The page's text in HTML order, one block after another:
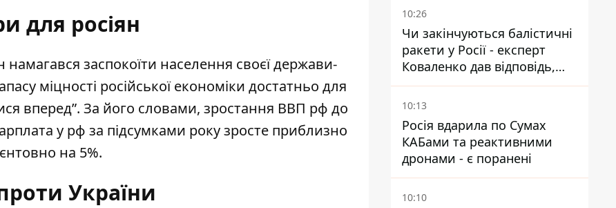
для росіян
заспокоїти населення своєї держави-
міцності російської економіки достатньо для
вперед”. За його словами, зростання ВВП рф до
у рф за підсумками року зросте приблизно
на 5%.
України
10:26
Чи закінчуються балістичні
ракети у Росії - експерт
Коваленко дав відповідь,
яка навряд чи сподобається
українцям
10:13
Росія вдарила по Сумах
КАБами та реактивними
дронами - є поранені
10:10